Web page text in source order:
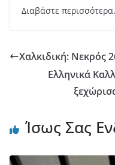
Διαβάστε
Χαλκιδική: Νεκρός
Ελληνικά
Ίσως Σας